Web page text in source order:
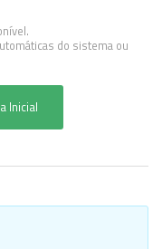
do sistema ou
Inicial